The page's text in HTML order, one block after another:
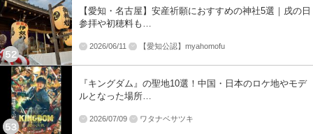
【愛知・名古屋】安産祈願におすすめの神社5選｜戌の日
参拝や初穂料も…
2026/06/11 【愛知公認】myahomofu
『キングダム』の聖地10選！中国・日本のロケ地やモデ
ルとなった場所…
2026/07/09 ワタナベサツキ